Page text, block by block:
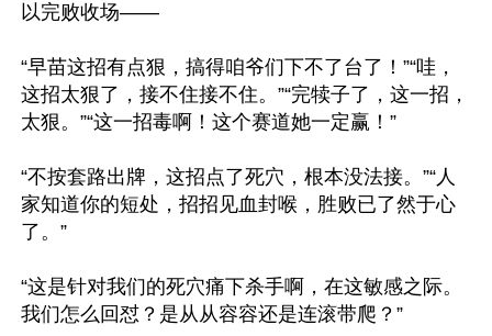
以完败收场——
“早苗这招有点狠，搞得咱爷们下不了台了！”“哇，
这招太狠了，接不住接不住。”“完犊子了，这一招，
太狠。”“这一招毒啊！这个赛道她一定赢！”
“不按套路出牌，这招点了死穴，根本没法接。”“人
家知道你的短处，招招见血封喉，胜败已了然于心
了。”
“这是针对我们的死穴痛下杀手啊，在这敏感之际。
我们怎么回怼？是从从容容还是连滚带爬？”